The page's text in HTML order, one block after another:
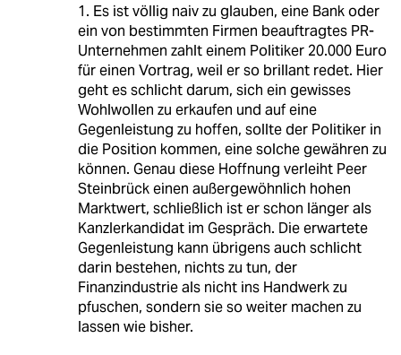
1. Es ist völlig naiv zu glauben, eine Bank oder
ein von bestimmten Firmen beauftragtes PR-
Unternehmen zahlt einem Politiker 20.000 Euro
für einen Vortrag, weil er so brillant redet. Hier
geht es schlicht darum, sich ein gewisses
Wohlwollen zu erkaufen und auf eine
Gegenleistung zu hoffen, sollte der Politiker in
die Position kommen, eine solche gewähren zu
können. Genau diese Hoffnung verleiht Peer
Steinbrück einen außergewöhnlich hohen
Marktwert, schließlich ist er schon länger als
Kanzlerkandidat im Gespräch. Die erwartete
Gegenleistung kann übrigens auch schlicht
darin bestehen, nichts zu tun, der
Finanzindustrie als nicht ins Handwerk zu
pfuschen, sondern sie so weiter machen zu
lassen wie bisher.